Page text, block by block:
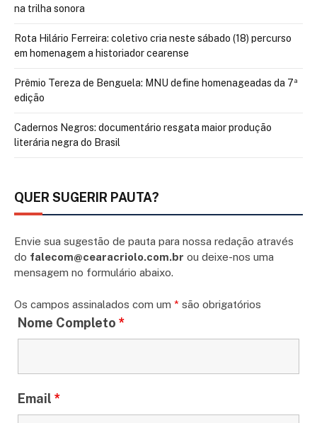
na trilha sonora
Rota Hilário Ferreira: coletivo cria neste sábado (18) percurso
em homenagem a historiador cearense
Prêmio Tereza de Benguela: MNU define homenageadas da 7ª
edição
Cadernos Negros: documentário resgata maior produção
literária negra do Brasil
QUER SUGERIR PAUTA?
Envie sua sugestão de pauta para nossa redação através
do falecom@cearacriolo.com.br ou deixe-nos uma
mensagem no formulário abaixo.
Os campos assinalados com um * são obrigatórios
Nome Completo *
Email *